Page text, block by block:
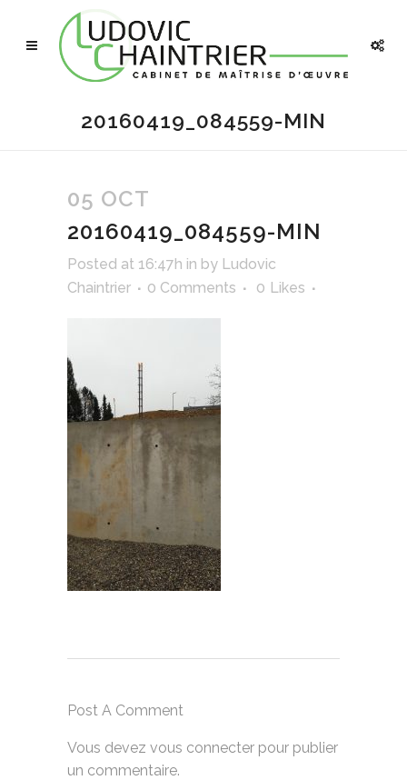
20160419_084559-MIN
05 OCT
20160419_084559-MIN
Posted at 16:47h in by Ludovic
Chaintrier
0 Comments 0 Likes
Post A Comment
Vous devez vous connecter pour publier
un commentaire.